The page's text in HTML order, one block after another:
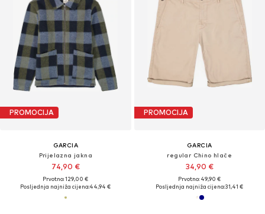
PROMOCIJA
GARCIA
Prijelazna jakna
74,90 €
Prvotno: 129,00 €
Posljednja najniža cijena:44,94 €
PROMOCIJA
GARCIA
regular Chino hlače
34,90 €
Prvotno: 49,90 €
Posljednja najniža cijena:31,41 €